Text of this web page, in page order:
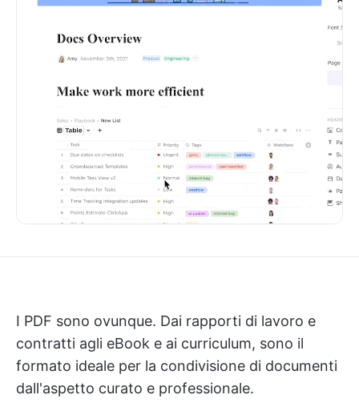
I PDF sono ovunque. Dai rapporti di lavoro e
contratti agli eBook e ai curriculum, sono il
formato ideale per la condivisione di documenti
dall'aspetto curato e professionale.